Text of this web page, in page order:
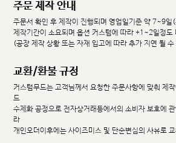
주문 제작 안내
주문서 확인 후 제작이 진행되며 영업일기준 약 7~9일
제작기간이 소요되며 옵션 커스텀에 따라 +1~2일정도
(공장 제작 상황 또는 자재 입고에 따라 추가 지연 될
교환/환불 규정
커스텀무드는 고객님께서 요청한 주문사항에 맞춰 제
드
수제화 공정으로 전자상거래등에서의 소비자 보호에
라
개인오더이후에는 사이즈미스 및 단순변심의 사유로